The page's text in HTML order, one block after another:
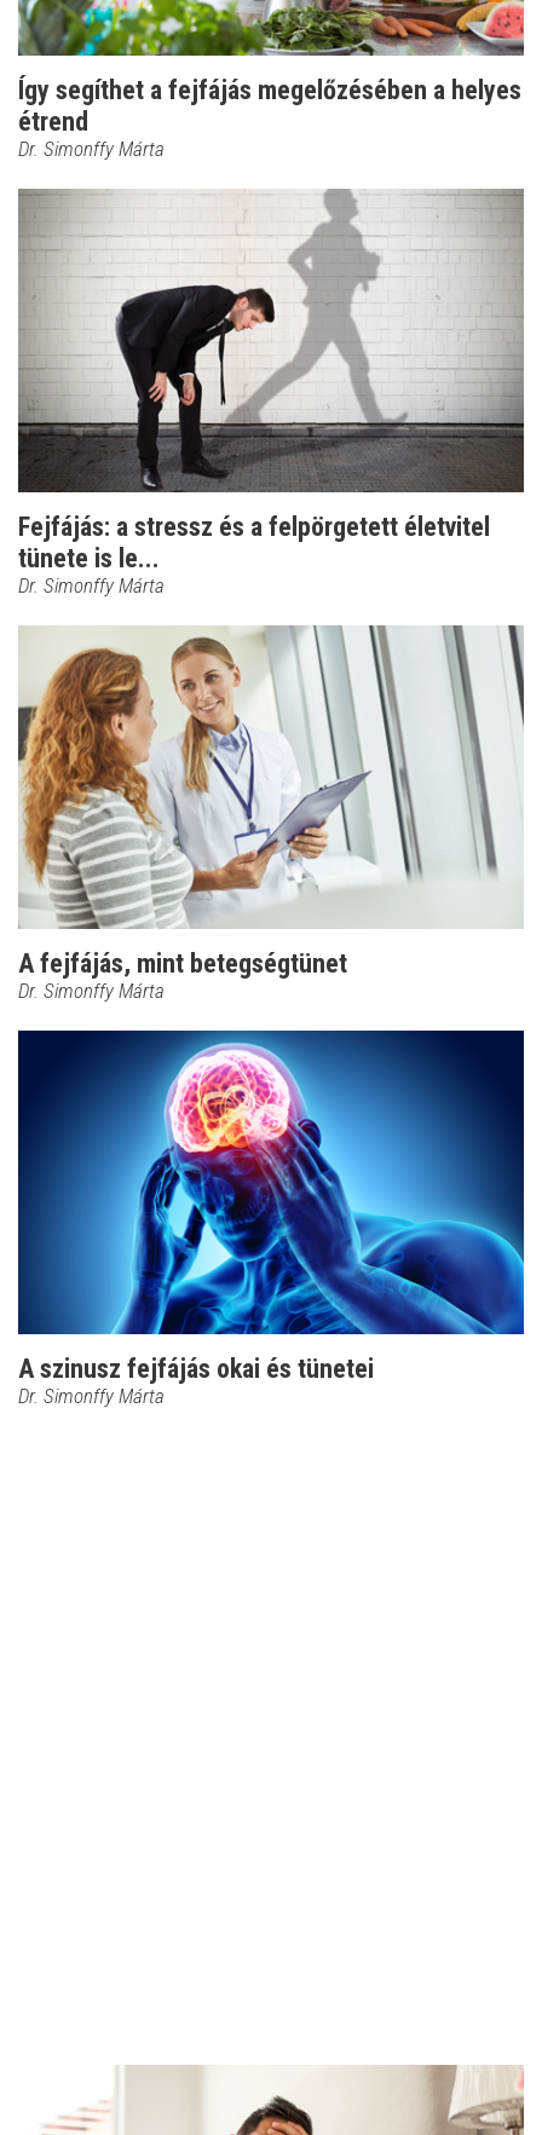
Így segíthet a fejfájás megelőzésében a helyes
étrend
Dr. Simonffy Márta
Fejfájás: a stressz és a felpörgetett életvitel
tünete is le...
Dr. Simonffy Márta
A fejfájás, mint betegségtünet
Dr. Simonffy Márta
A szinusz fejfájás okai és tünetei
Dr. Simonffy Márta